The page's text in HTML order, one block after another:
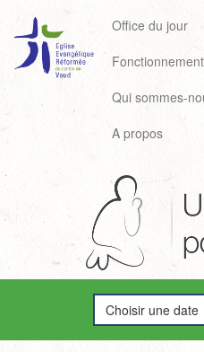
Office du jour
Qui sommes-
A propos
Choisir une date